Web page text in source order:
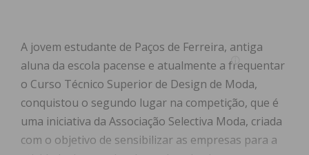
A jovem estudante de Paços de Ferreira, antiga
aluna da escola pacense e atualmente a frequentar
o Curso Técnico Superior de Design de Moda,
conquistou o segundo lugar na competição, que é
uma iniciativa da Associação Selectiva Moda, criada
com o objetivo de sensibilizar as empresas para a